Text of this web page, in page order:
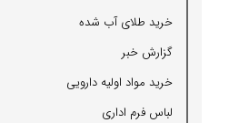
خرید طلای آب شده
گزارش خبر
خرید مواد اولیه دارویی
لباس فرم اداری